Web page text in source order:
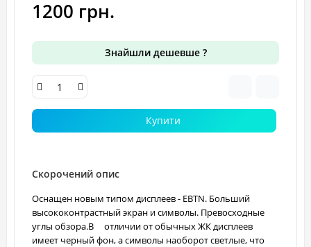
1200 грн.
Знайшли дешевше ?
Купити
Скорочений опис
Oснащен новым типом дисплеев - EBTN. Больший
высококонтрастный экран и символы. Превосходные
углы обзора.В отличии от обычных ЖК дисплеев
имеет черный фон, а символы наоборот светлые, что